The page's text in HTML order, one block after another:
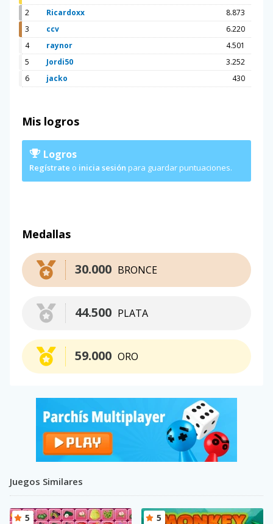
2
Ricardoxx
8.873
3
ccv
6.220
4
raynor
4.501
5
Jordi50
3.252
6
jacko 430
Mis logros
Logros
Regístrate o inicia sesión para guardar puntuaciones.
Medallas
BRONCE
30.000
PLATA
44.500
ORO
59.000
Juegos Similares
5 5